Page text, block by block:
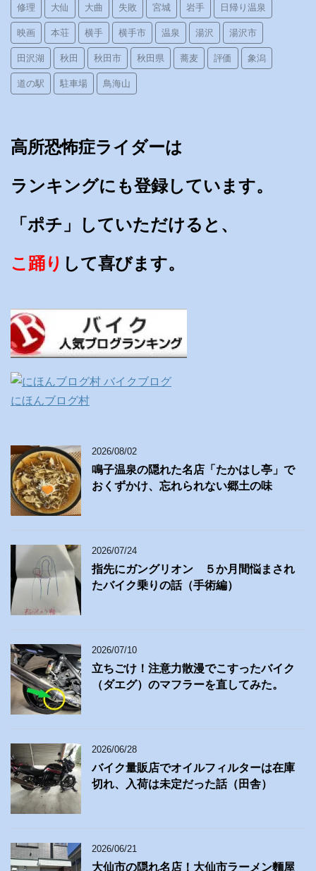
修理 大仙 大曲 失敗 宮城 岩手 日帰り温泉
映画 本荘 横手 横手市 温泉 湯沢 湯沢市
田沢湖 秋田 秋田市 秋田県 蕎麦 評価 象潟
道の駅 駐車場 鳥海山
高所恐怖症ライダーは
ランキングにも登録しています。
「ポチ」していただけると、
こ踊り して喜びます。
にほんブログ村
2026/08/02
鳴子温泉の隠れた名店「たかはし亭」で
おくずかけ、忘れられない郷土の味
2026/07/24
指先にガングリオン ５か月間悩まされ
たバイク乗りの話（手術編）
2026/07/10
立ちごけ！注意力散漫でこすったバイク
（ダエグ）のマフラーを直してみた。
2026/06/28
バイク量販店でオイルフィルターは在庫
切れ、入荷は未定だった話（田舎）
2026/06/21
大仙市の隠れ名店！大仙市ラーメン麵屋